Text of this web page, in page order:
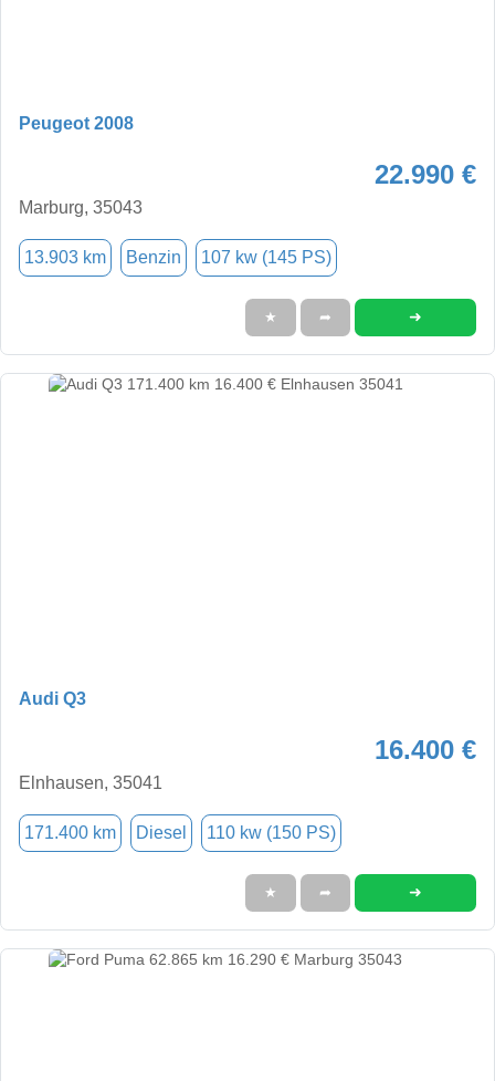
Peugeot 2008
22.990 €
Marburg, 35043
13.903 km Benzin 107 kw (145 PS)
★ ➦ ➜
Audi Q3
16.400 €
Elnhausen, 35041
171.400 km Diesel 110 kw (150 PS)
★ ➦ ➜